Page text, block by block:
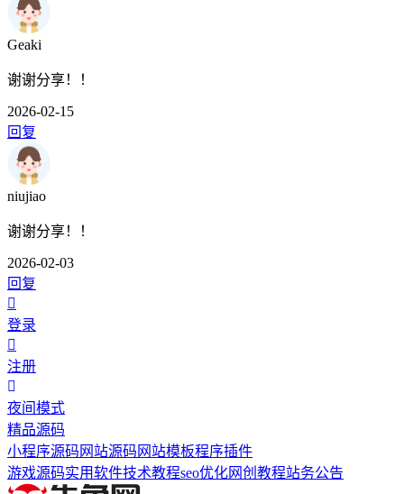
Geaki
谢谢分享！！
2026-02-15
回复
niujiao
谢谢分享！！
2026-02-03
回复
登录
注册
夜间模式
精品源码
小程序源码 网站源码 网站模板程序插件
游戏源码实用软件技术教程seo优化网创教程站务公告